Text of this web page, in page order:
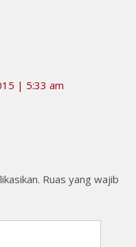
| 5:33 am
Ruas yang wajib